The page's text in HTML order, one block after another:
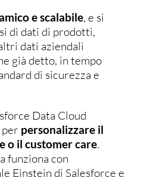
e scalabile, e si
di dati di prodotti,
dati aziendali
già detto, in tempo
di sicurezza e
Data Cloud
per personalizzare il
o il customer care.
funziona con
Einstein di Salesforce e